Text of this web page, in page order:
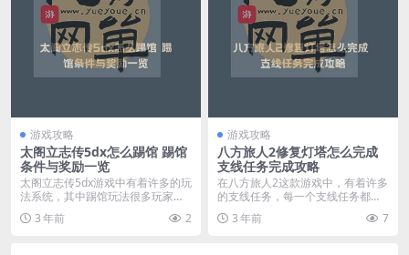
游戏攻略
太阁立志传5dx怎么踢馆 踢馆
条件与奖励一览
太阁立志传5dx游戏中有着许多的玩
法系统，其中踢馆玩法很多玩家不
了解。那么太阁立...
3 年前 2
游戏攻略
八方旅人2修复灯塔怎么完成
支线任务完成攻略
在八方旅人2这款游戏中，有着许多
的支线任务，每一个支线任务都与
游戏的时间观息息相...
3 年前 7